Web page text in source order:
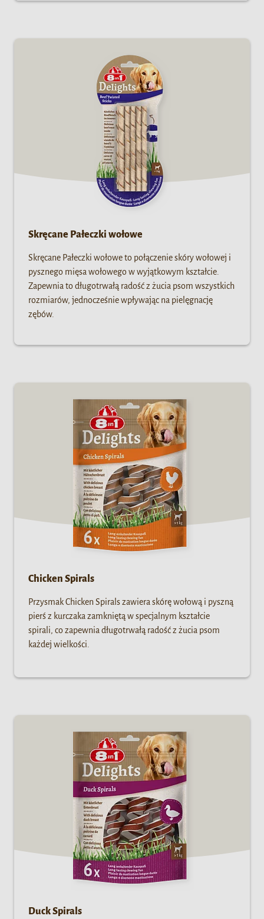
Skręcane Pałeczki wołowe
Skręcane Pałeczki wołowe to połączenie skóry wołowej i
pysznego mięsa wołowego w wyjątkowym kształcie.
Zapewnia to długotrwałą radość z żucia psom wszystkich
rozmiarów, jednocześnie wpływając na pielęgnację
zębów.
Chicken Spirals
Przysmak Chicken Spirals zawiera skórę wołową i pyszną
pierś z kurczaka zamkniętą w specjalnym kształcie
spirali, co zapewnia długotrwałą radość z żucia psom
każdej wielkości.
Duck Spirals